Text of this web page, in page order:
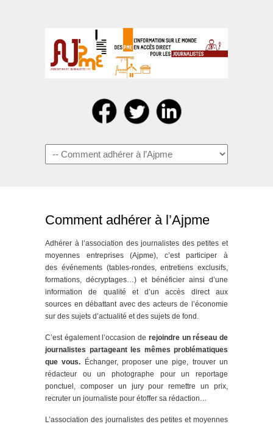
Navigation
Comment adhérer à l’Ajpme
Adhérer à l’association des journalistes des petites et
moyennes entreprises (Ajpme), c’est participer à
des événements (tables-rondes, entretiens exclusifs,
formations, décryptages…) et bénéficier ainsi d’une
information de qualité et d’un accès direct aux
sources en débattant avec des acteurs de l’économie
sur des sujets d’actualité et des sujets de fond.
C’est également l’occasion de rejoindre un réseau de
journalistes partageant les mêmes problématiques
que vous. Échanger, proposer une pige, trouver un
rédacteur ou un photographe pour un reportage
ponctuel, composer un jury pour remettre un prix,
recruter un journaliste pour étoffer sa rédaction…
L’association des journalistes des petites et moyennes